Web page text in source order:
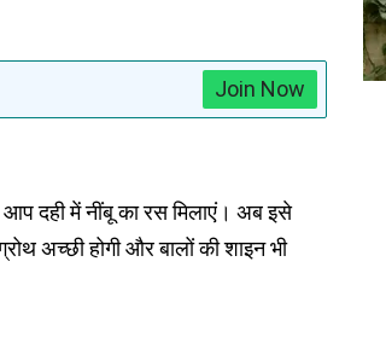
Join Now
दही में नींबू का रस मिलाएं। अब इसे
अच्छी होगी और बालों की शाइन भी